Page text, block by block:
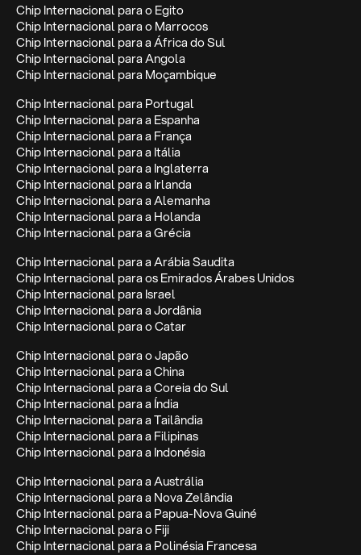
Chip Internacional para o Egito
Chip Internacional para o Marrocos
Chip Internacional para a África do Sul
Chip Internacional para Angola
Chip Internacional para Moçambique
Chip Internacional para Portugal
Chip Internacional para a Espanha
Chip Internacional para a França
Chip Internacional para a Itália
Chip Internacional para a Inglaterra
Chip Internacional para a Irlanda
Chip Internacional para a Alemanha
Chip Internacional para a Holanda
Chip Internacional para a Grécia
Chip Internacional para a Arábia Saudita
Chip Internacional para os Emirados Árabes Unidos
Chip Internacional para Israel
Chip Internacional para a Jordânia
Chip Internacional para o Catar
Chip Internacional para o Japão
Chip Internacional para a China
Chip Internacional para a Coreia do Sul
Chip Internacional para a Índia
Chip Internacional para a Tailândia
Chip Internacional para a Filipinas
Chip Internacional para a Indonésia
Chip Internacional para a Austrália
Chip Internacional para a Nova Zelândia
Chip Internacional para a Papua-Nova Guiné
Chip Internacional para o Fiji
Chip Internacional para a Polinésia Francesa